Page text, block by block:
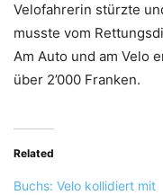
Velofahrerin stürzte
musste vom
Am Auto und am Velo
über 2’000 Franken.
Related
Buchs: Velo kollidiert mit